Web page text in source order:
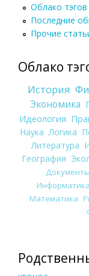
Облако тэгов
Последние
Прочие
Облако
История
Экономика
Идеология
Наука Логика
Литература
География
Документы
Информатика
Математика